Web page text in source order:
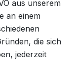
aus unserem
an einem
die sich
jederzeit